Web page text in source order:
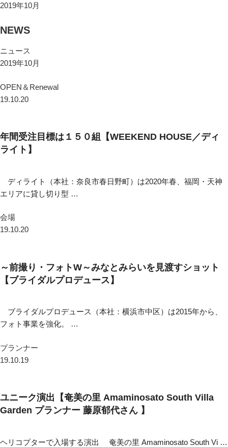
2019年10月
NEWS
ニュース
2019年10月
OPEN＆Renewal
19.10.20
年間受注目標は１５０組【WEEKEND HOUSE／ディ
ライト】
ディライト（本社：奈良市春日野町）は2020年春、福岡・天神
エリアに貸し切り型 …
会場
19.10.20
～前撮り・フォトW～みなとみらいを見渡すショット
【ブライダルプロデュース】
ブライダルプロデュース（本社：横浜市中区）は2015年から、
フォト事業を強化。 …
プランナー
19.10.19
ユニーク演出【奄美の里 Amaminosato South Villa
Garden プランナー 藤原郁代さん 】
ヘリコプターで入場する演出 奄美の里 Amaminosato South Vi …